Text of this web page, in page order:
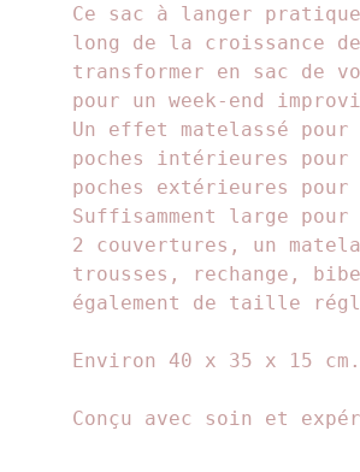
Ce sac à langer
long de la croissance
transformer en sac de
pour un week-end
Un effet matelassé
poches intérieures
poches extérieures
Suffisamment large
2 couvertures, un
trousses, rechange,
également de taille
Environ 40 x 35 x 15 cm.
Conçu avec soin et